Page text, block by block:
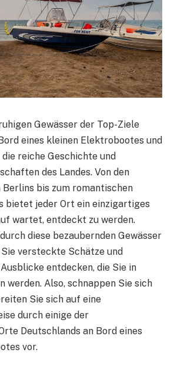
Gewässer der Top-Ziele
eines kleinen Elektrobootes und
reiche Geschichte und
des Landes. Von den
Berlins bis zum romantischen
bietet jeder Ort ein einzigartiges
wartet, entdeckt zu werden.
diese bezaubernden Gewässer
Sie versteckte Schätze und
entdecken, die Sie in
werden. Also, schnappen Sie sich
Sie sich auf eine
durch einige der
Deutschlands an Bord eines
vor.